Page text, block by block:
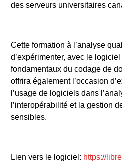
des serveurs universitaires
Cette formation à l’analyse
d’expérimenter, avec le
fondamentaux du codage de
offrira également l’occasion
l’usage de logiciels dans
l’interopérabilité et la gestion
sensibles.
Lien vers le logiciel: https://